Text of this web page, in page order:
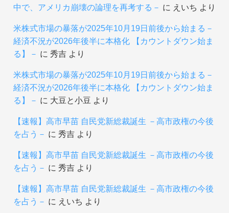
中で、アメリカ崩壊の論理を再考する－ に えいち より
米株式市場の暴落が2025年10月19日前後から始まる－
経済不況が2026年後半に本格化 【カウントダウン始ま
る】－ に 秀吉より
米株式市場の暴落が2025年10月19日前後から始まる－
経済不況が2026年後半に本格化 【カウントダウン始ま
る】－ に 大豆と小豆 より
【速報】高市早苗 自民党新総裁誕生 －高市政権の今後
を占う－ に 秀吉より
【速報】高市早苗 自民党新総裁誕生 －高市政権の今後
を占う－ に 秀吉より
【速報】高市早苗 自民党新総裁誕生 －高市政権の今後
を占う－ に えいち より